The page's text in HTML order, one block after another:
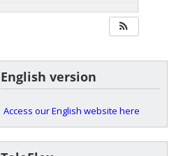
English version
Access our English website here